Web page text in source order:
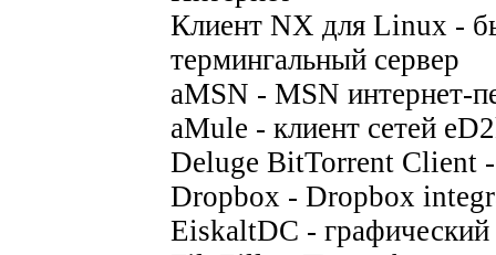
Клиент NX для Linux -
термингальный сервер
aMSN - MSN интернет-
aMule - клиент сетей
Deluge BitTorrent Client
Dropbox - Dropbox
EiskaltDC -